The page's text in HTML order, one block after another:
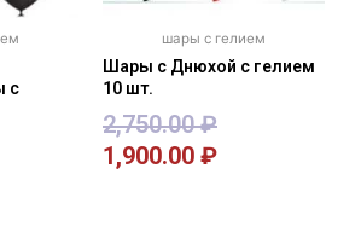
с
шары с гелием
Шары с Днюхой с гелием
10 шт.
2,750.00₽
1,900.00 ₽